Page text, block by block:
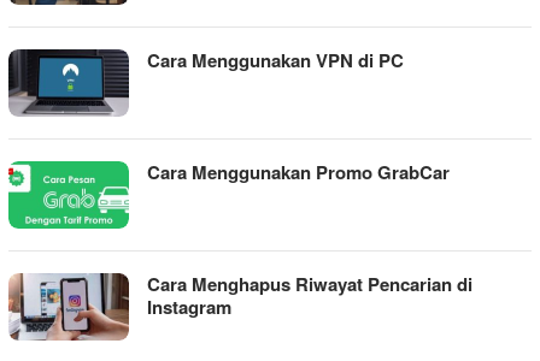
Cara Menggunakan VPN di PC
Cara Menggunakan Promo GrabCar
Cara Menghapus Riwayat Pencarian di
Instagram